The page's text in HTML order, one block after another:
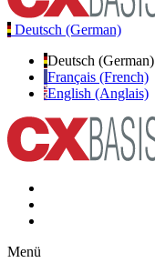
Deutsch (German)
Deutsch (German)
Français (French)
English (Anglais)
Menü